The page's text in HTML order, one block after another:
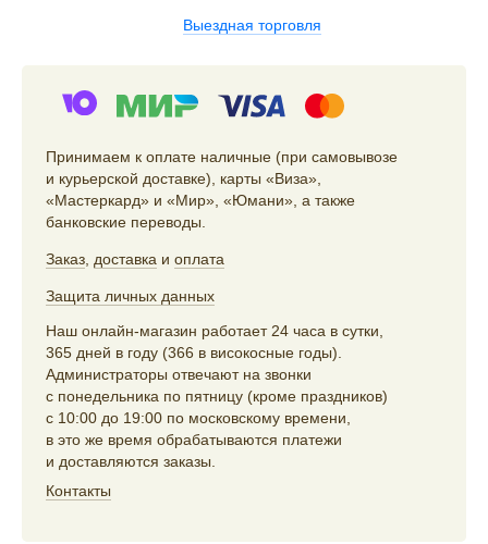
Выездная торговля
Принимаем к оплате наличные (при самовывозе
и курьерской доставке), карты «Виза»,
«Мастеркард» и «Мир», «Юмани», а также
банковские переводы.
Заказ доставка и оплата
Защита личных данных
Наш онлайн-магазин работает 24 часа в сутки,
365 дней в году (366 в високосные годы).
Администраторы отвечают на звонки
с понедельника по пятницу (кроме праздников)
с 10:00 до 19:00 по московскому времени,
в это же время обрабатываются платежи
и доставляются заказы.
Контакты